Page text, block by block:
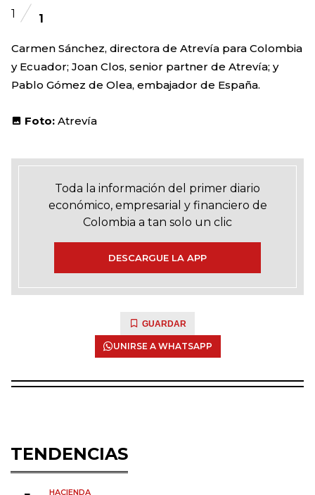
1 1
Carmen Sánchez, directora de Atrevía para Colombia
y Ecuador; Joan Clos, senior partner de Atrevía; y
Pablo Gómez de Olea, embajador de España.
Foto: Atrevía
Toda la información del primer diario
económico, empresarial y financiero de
Colombia a tan solo un clic
DESCARGUE LA APP
GUARDAR
UNIRSE A WHATSAPP
TENDENCIAS
HACIENDA